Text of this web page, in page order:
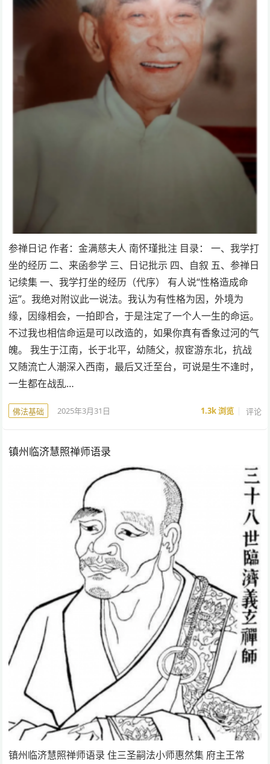
参禅日记 作者：金满慈夫人 南怀瑾批注 目录： 一、我学打
坐的经历 二、来函参学 三、日记批示 四、自叙 五、参禅日
记续集 一、我学打坐的经历（代序） 有人说“性格造成命
运”。我绝对附议此一说法。我认为有性格为因，外境为
缘，因缘相会，一拍即合，于是注定了一个人一生的命运。
不过我也相信命运是可以改造的，如果你真有香象过河的气
魄。 我生于江南，长于北平，幼随父，叔宦游东北，抗战
又随流亡人潮深入西南，最后又迁至台，可说是生不逢时，
一生都在战乱…
佛法基础 2025年3月31日 1.3k浏览 评论
镇州临济慧照禅师语录
镇州临济慧照禅师语录 住三圣嗣法小师惠然集 府主王常